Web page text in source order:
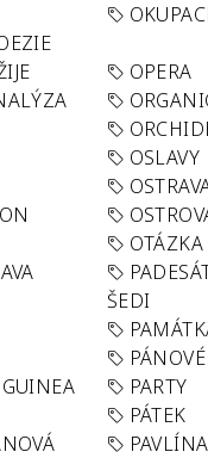
OPERA
OSLAVY
OTÁZKA
ŠEDI
PÁNOVÉ
PARTY
PÁTEK